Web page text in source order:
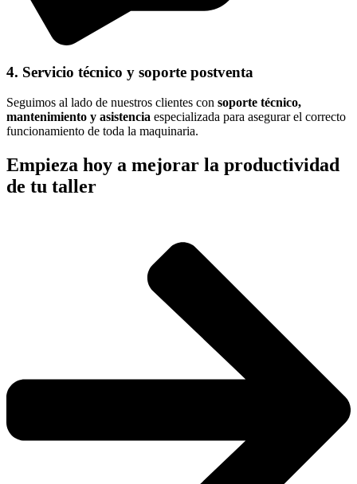
4. Servicio técnico y soporte postventa
Seguimos al lado de nuestros clientes con soporte técnico,
mantenimiento y asistencia especializada para asegurar el correcto
funcionamiento de toda la maquinaria.
Empieza hoy a mejorar la productividad
de tu taller